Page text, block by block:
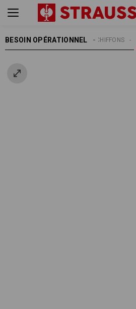
BESOIN OPÉRATIONNEL CHIFFONS
NETTOYAGE